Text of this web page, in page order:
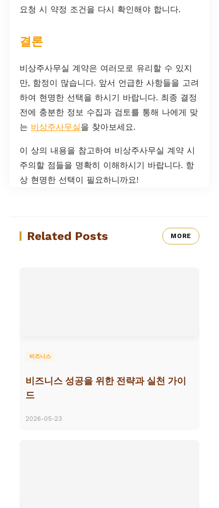
요청 시 약정 조건을 다시 확인해야 합니다.
결론
비상주사무실 계약은 여러모로 유리할 수 있지
만, 함정이 많습니다. 앞서 언급한 사항들을 고려
하여 현명한 선택을 하시기 바랍니다. 최종 결정
전에 충분한 정보 수집과 검토를 통해 나에게 맞
는 비상주사무실을 찾아보세요.
이 상의 내용을 참고하여 비상주사무실 계약 시
주의할 점들을 명확히 이해하시기 바랍니다. 항
상 현명한 선택이 필요하니까요!
Related Posts MORE
비즈니스
비즈니스 성공을 위한 전략과 실천 가이
드
2026-05-23